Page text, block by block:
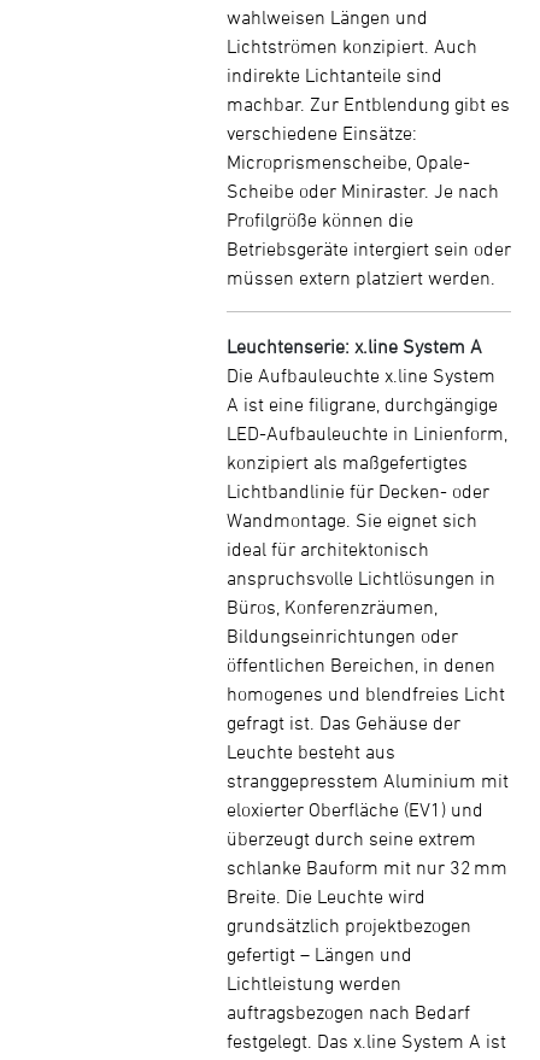
wahlweisen Längen und
Lichtströmen konzipiert. Auch
indirekte Lichtanteile sind
machbar. Zur Entblendung gibt es
verschiedene Einsätze:
Microprismenscheibe, Opale-
Scheibe oder Miniraster. Je nach
Profilgröße können die
Betriebsgeräte intergiert sein oder
müssen extern platziert werden.
Leuchtenserie: x.line System A
Die Aufbauleuchte x.line System
A ist eine filigrane, durchgängige
LED-Aufbauleuchte in Linienform,
konzipiert als maßgefertigtes
Lichtbandlinie für Decken- oder
Wandmontage. Sie eignet sich
ideal für architektonisch
anspruchsvolle Lichtlösungen in
Büros, Konferenzräumen,
Bildungseinrichtungen oder
öffentlichen Bereichen, in denen
homogenes und blendfreies Licht
gefragt ist. Das Gehäuse der
Leuchte besteht aus
stranggepresstem Aluminium mit
eloxierter Oberfläche (EV1) und
überzeugt durch seine extrem
schlanke Bauform mit nur 32 mm
Breite. Die Leuchte wird
grundsätzlich projektbezogen
gefertigt – Längen und
Lichtleistung werden
auftragsbezogen nach Bedarf
festgelegt. Das x.line System A ist